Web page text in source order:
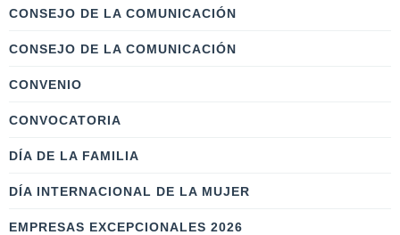
CONSEJO DE LA COMUNICACIÓN
CONSEJO DE LA COMUNICACIÓN
CONVENIO
CONVOCATORIA
DÍA DE LA FAMILIA
DÍA INTERNACIONAL DE LA MUJER
EMPRESAS EXCEPCIONALES 2026